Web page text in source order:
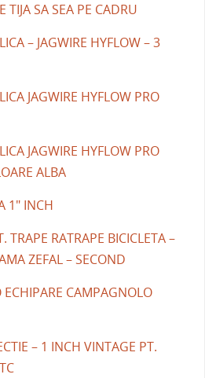
TIJA SA SEA PE CADRU
– JAGWIRE HYFLOW – 3
JAGWIRE HYFLOW PRO
JAGWIRE HYFLOW PRO
ALBA
1" INCH
TRAPE RATRAPE BICICLETA –
ZEFAL – SECOND
CAMPAGNOLO
– 1 INCH VINTAGE PT.